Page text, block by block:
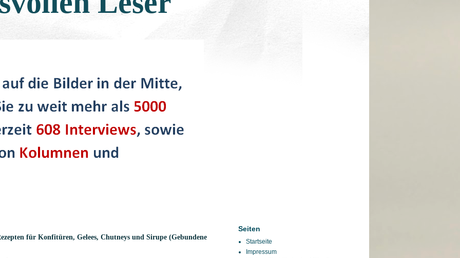
für Konfitüren, Gelees, Chutneys und Sirupe (Gebundene
Seiten
Startseite
Impressum